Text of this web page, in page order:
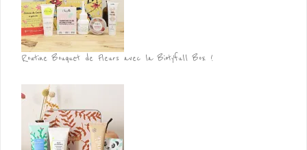
Routine Bouquet de Fleurs avec la Biotyfull Box !